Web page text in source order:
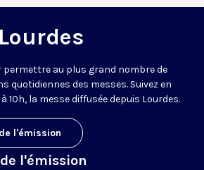
permettre au plus grand nombre de
quotidiennes des messes. Suivez en
10h, la messe diffusée depuis Lourdes.
l'émission
l'émission